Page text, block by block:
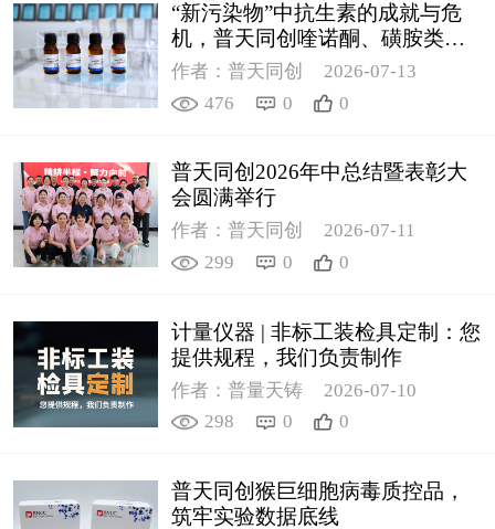
“新污染物”中抗生素的成就与危
机，普天同创喹诺酮、磺胺类质
控新品筑牢环境安全防线
作者：普天同创
2026-07-13
476
0 0
普天同创2026年中总结暨表彰大
会圆满举行
作者：普天同创
2026-07-11
299
0 0
计量仪器 | 非标工装检具定制：您
提供规程，我们负责制作
作者：普量天铸
2026-07-10
298
0 0
普天同创猴巨细胞病毒质控品，
筑牢实验数据底线